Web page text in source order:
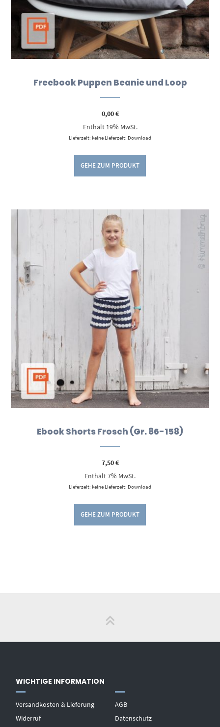
Freebook Puppen Beanie und Loop
0,00€
Enthält 19% MwSt.
Lieferzeit: keine Lieferzeit: Download
GEHE ZUM PRODUKT
Ebook Shorts Frosch (Gr. 86-158)
7,50€
Enthält 7% MwSt.
Lieferzeit: keine Lieferzeit: Download
GEHE ZUM PRODUKT
WICHTIGE INFORMATION
Versandkosten & Lieferung
Widerruf
AGB
Datenschutz